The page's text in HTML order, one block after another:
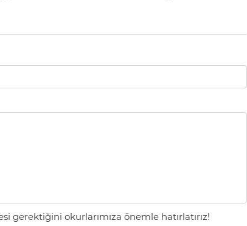
gerektiğini okurlarımıza önemle hatırlatırız!